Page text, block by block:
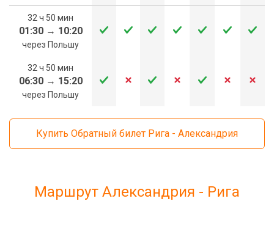
32 ч 50 мин
01:30→ 10:20
через Польшу
32 ч 50 мин
06:30→ 15:20
через Польшу
Купить Обратный билет Рига - Александрия
Маршрут Александрия - Рига